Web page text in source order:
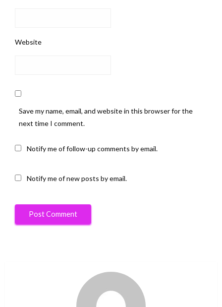
Website
Save my name, email, and website in this browser for the
next time I comment.
Notify me of follow-up comments by email.
Notify me of new posts by email.